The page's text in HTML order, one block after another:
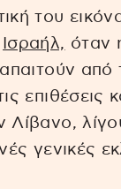
του
Ισραήλ, όταν
επιθέσεις
Λίβανο,
γενικές